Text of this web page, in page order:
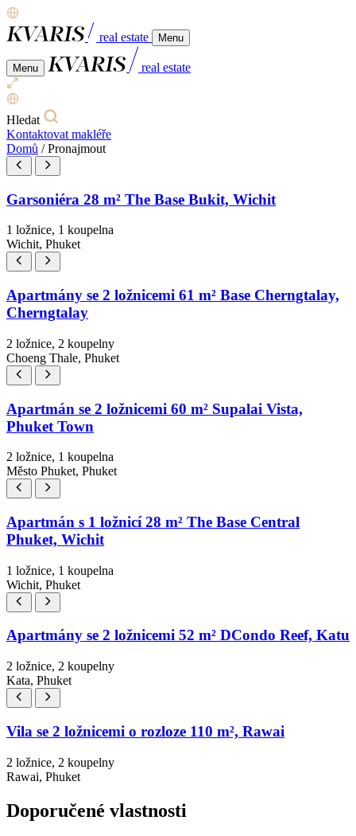
real estate Menu
Menu real estate
Hledat
Kontaktovat makléře
Domů / Pronajmout
Garsoniéra 28 m² The Base Bukit, Wichit
1 ložnice, 1 koupelna
Wichit, Phuket
Apartmány se 2 ložnicemi 61 m² Base Cherngtalay,
Cherngtalay
2 ložnice, 2 koupelny
Choeng Thale, Phuket
Apartmán se 2 ložnicemi 60 m² Supalai Vista,
Phuket Town
2 ložnice, 1 koupelna
Město Phuket, Phuket
Apartmán s 1 ložnicí 28 m² The Base Central
Phuket, Wichit
1 ložnice, 1 koupelna
Wichit, Phuket
Apartmány se 2 ložnicemi 52 m² DCondo Reef, Katu
2 ložnice, 2 koupelny
Kata, Phuket
Vila se 2 ložnicemi o rozloze 110 m², Rawai
2 ložnice, 2 koupelny
Rawai, Phuket
Doporučené vlastnosti